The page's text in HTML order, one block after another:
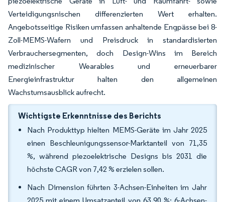
Verteidigungsnischen differenzierten Wert erhalten.
Angebotsseitige Risiken umfassen anhaltende Engpässe bei 8-
Zoll-MEMS-Wafern und Preisdruck in standardisierten
Verbrauchersegmenten, doch Design-Wins im Bereich
medizinischer Wearables und erneuerbarer
Energieinfrastruktur halten den allgemeinen
Wachstumsausblick aufrecht.
Wichtigste Erkenntnisse des Berichts
Nach Produkttyp hielten MEMS-Geräte im Jahr 2025
einen Beschleunigungssensor-Marktanteil von 71,35
%, während piezoelektrische Designs bis 2031 die
höchste CAGR von 7,42 % erzielen sollen.
Nach Dimension führten 3-Achsen-Einheiten im Jahr